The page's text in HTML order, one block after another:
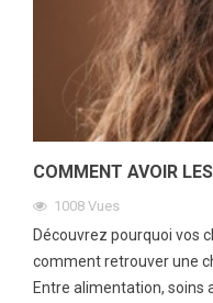
COMMENT AVOIR
1008 Vues
Découvrez pourquoi vos
comment retrouver une
Entre alimentation, soins